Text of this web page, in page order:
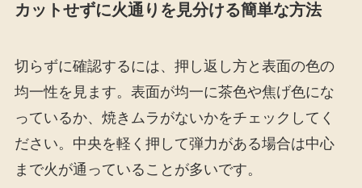
カットせずに火通りを見分ける簡単な方法
切らずに確認するには、押し返し方と表面の色の
均一性を見ます。表面が均一に茶色や焦げ色にな
っているか、焼きムラがないかをチェックしてく
ださい。中央を軽く押して弾力がある場合は中心
まで火が通っていることが多いです。